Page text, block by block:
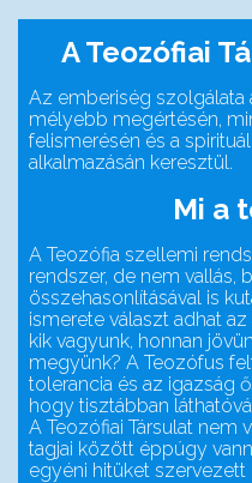
A Teozófiai
Az emberiség
mélyebb megértésén,
felismerésén és a
alkalmazásán keresztül.
Mi a
A Teozófia szellemi
rendszer, de nem vallás,
összehasonlításával is
ismerete választ adhat
kik vagyunk, honnan
megyünk? A Teozófus
tolerancia és az igazság
hogy tisztábban
A Teozófiai Társulat nem
tagjai között éppúgy
egyéni hitüket